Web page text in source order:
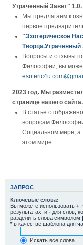
Утраченный Завет" 1.0.
Мы предлагаем к
первое
"Эзотерическое
Творца.Утраченный
Вопросы и отзывы
Философии, вы
2023 год. Мы
странице нашего сайта.
В статье
вопросам
Социальном мире, а
этом мире.
ЗАПРОС
Ключевые слова:
Вы можете использовать +
результатах, и - для слов,
разделить слова символом |
* в качестве шаблона для
Искать все слова